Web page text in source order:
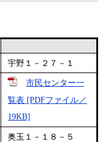
宇野１－２７－１
市民センター一
覧表 [PDFファイル／
19KB]
奥玉１－１８－５